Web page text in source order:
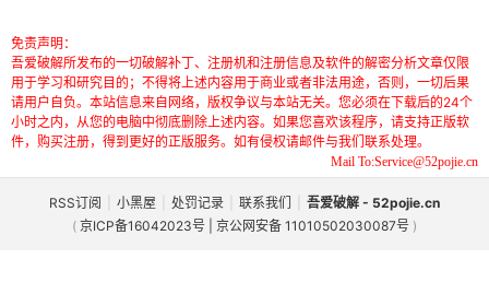
免责声明：
吾爱破解所发布的一切破解补丁、注册机和注册信息及软件的解密分析文章仅限
用于学习和研究目的；不得将上述内容用于商业或者非法用途，否则，一切后果
请用户自负。本站信息来自网络，版权争议与本站无关。您必须在下载后的24个
小时之内，从您的电脑中彻底删除上述内容。如果您喜欢该程序，请支持正版软
件，购买注册，得到更好的正版服务。如有侵权请邮件与我们联系处理。
Mail To:Service@52pojie.cn
RSS订阅 小黑屋 处罚记录 联系我们
吾爱破解 - 52pojie.cn
( 京ICP备16042023号 | 京公网安备 11010502030087号 )